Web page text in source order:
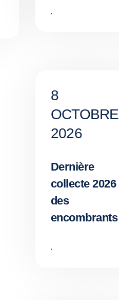
,
8
OCTOBRE
2026
Dernière
collecte 2026
des
encombrants
,